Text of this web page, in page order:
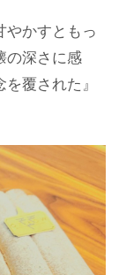
やかすともっ
の深さに感
覆された』